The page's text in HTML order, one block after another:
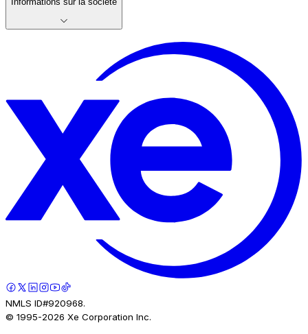
NMLS ID#920968.
© 1995-2026 Xe Corporation Inc.